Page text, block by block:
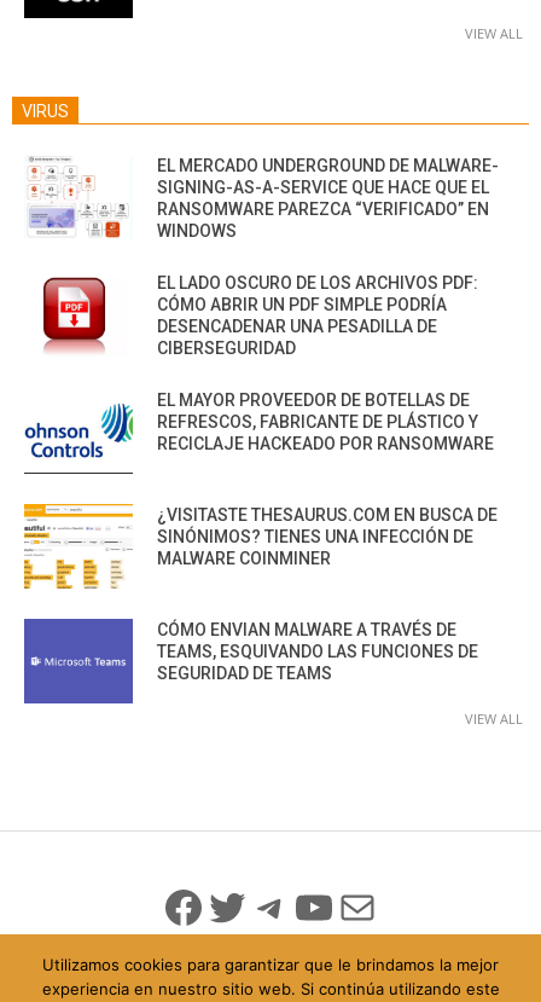
VIEW ALL
VIRUS
EL MERCADO UNDERGROUND DE MALWARE-
SIGNING-AS-A-SERVICE QUE HACE QUE EL
RANSOMWARE PAREZCA “VERIFICADO” EN
WINDOWS
EL LADO OSCURO DE LOS ARCHIVOS PDF:
CÓMO ABRIR UN PDF SIMPLE PODRÍA
DESENCADENAR UNA PESADILLA DE
CIBERSEGURIDAD
EL MAYOR PROVEEDOR DE BOTELLAS DE
REFRESCOS, FABRICANTE DE PLÁSTICO Y
RECICLAJE HACKEADO POR RANSOMWARE
¿VISITASTE THESAURUS.COM EN BUSCA DE
SINÓNIMOS? TIENES UNA INFECCIÓN DE
MALWARE COINMINER
CÓMO ENVIAN MALWARE A TRAVÉS DE
TEAMS, ESQUIVANDO LAS FUNCIONES DE
SEGURIDAD DE TEAMS
VIEW ALL
Facebook
Twitter
Telegram
YouTube
Mail
Utilizamos cookies para garantizar que le brindamos la mejor
experiencia en nuestro sitio web. Si continúa utilizando este